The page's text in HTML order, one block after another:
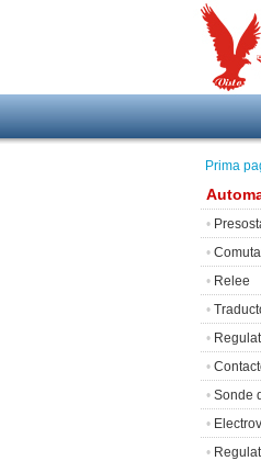
Prima
•
•
• Relee
•
•
•
• Sonde
•
•